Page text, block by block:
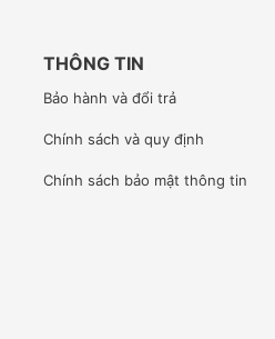
THÔNG TIN
Bảo hành và đổi trả
Chính sách và quy định
Chính sách bảo mật thông tin